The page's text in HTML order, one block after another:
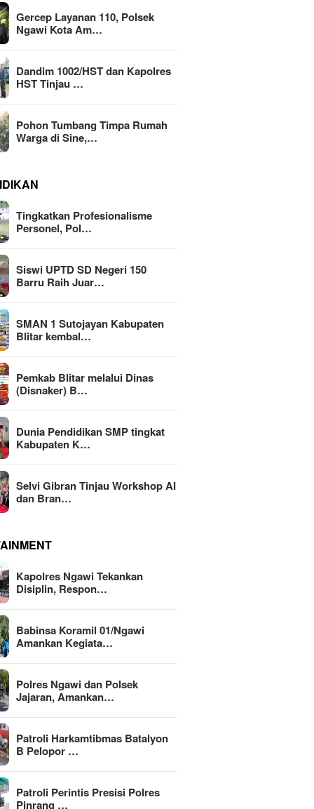
Gercep Layanan 110, Polsek
Ngawi Kota Am…
Dandim 1002/HST dan Kapolres
HST Tinjau …
Pohon Tumbang Timpa Rumah
Warga di Sine,…
Tingkatkan Profesionalisme
Personel, Pol…
Siswi UPTD SD Negeri 150
Barru Raih Juar…
SMAN 1 Sutojayan Kabupaten
Blitar kembal…
Pemkab Blitar melalui Dinas
(Disnaker) B…
Dunia Pendidikan SMP tingkat
Kabupaten K…
Selvi Gibran Tinjau Workshop AI
dan Bran…
Kapolres Ngawi Tekankan
Disiplin, Respon…
Babinsa Koramil 01/Ngawi
Amankan Kegiata…
Polres Ngawi dan Polsek
Jajaran, Amankan…
Patroli Harkamtibmas Batalyon
B Pelopor …
Patroli Perintis Presisi Polres
Pinrang …